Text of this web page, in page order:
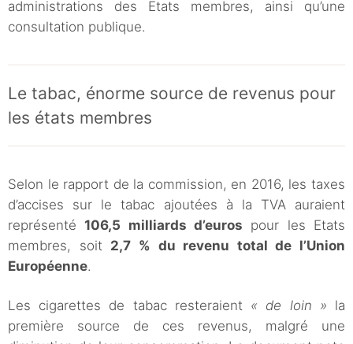
administrations des Etats membres, ainsi qu’une
consultation publique.
Le tabac, énorme source de revenus pour
les états membres
Selon le rapport de la commission, en 2016, les taxes
d’accises sur le tabac ajoutées à la TVA auraient
représenté106,5 milliards d’euros pour les Etats
membres, soit 2,7 % du revenu total de l’Union
Européenne.
Les cigarettes de tabac resteraient « de loin » la
première source de ces revenus, malgré une